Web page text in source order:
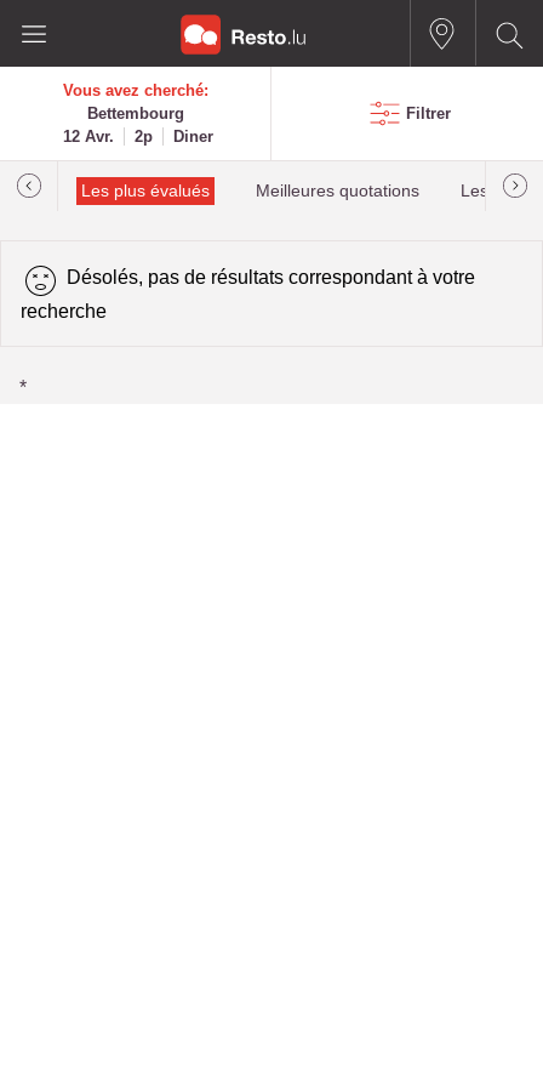
Vous avez cherché:
Bettembourg
12 Avr.
2p Diner
Filtrer
Les plus évalués Meilleures quotations Les plus
Désolés, pas de résultats correspondant à votre
recherche
*